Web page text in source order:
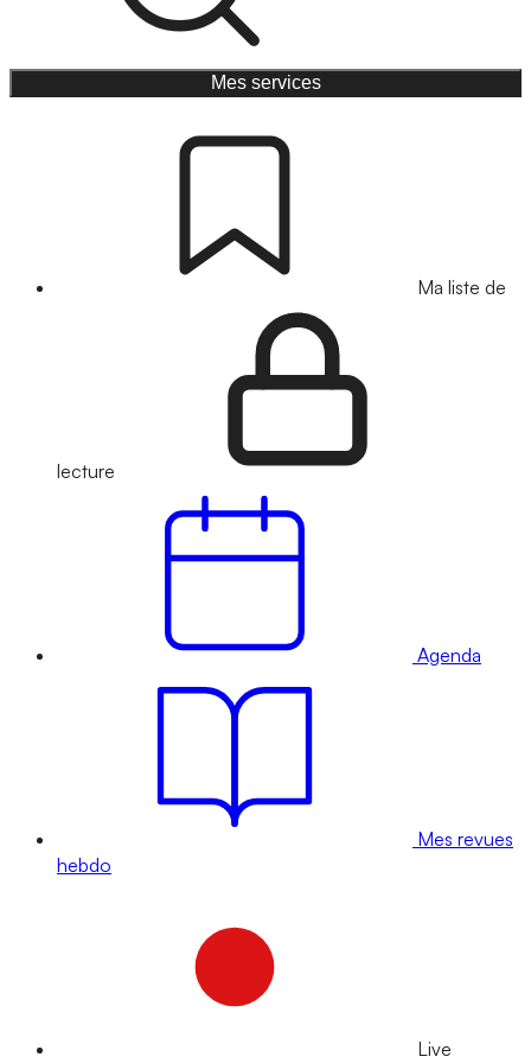
Mes services
Ma liste de
lecture
Agenda
Mes revues
hebdo
Live